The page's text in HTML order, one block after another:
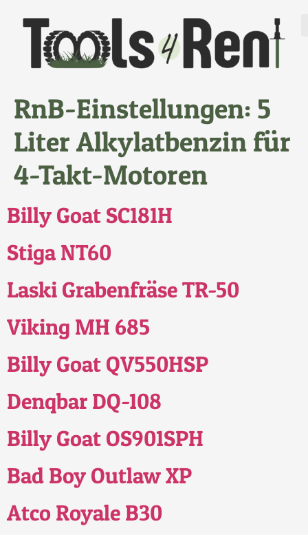
RnB-Einstellungen: 5
Liter Alkylatbenzin für
4-Takt-Motoren
Billy Goat SC181H
Stiga NT60
Laski Grabenfräse TR-50
Viking MH 685
Billy Goat QV550HSP
Denqbar DQ-108
Billy Goat OS901SPH
Bad Boy Outlaw XP
Atco Royale B30